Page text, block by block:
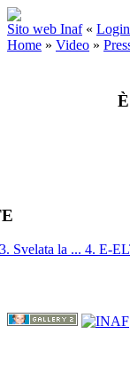
Sito web Inaf « Login
Home » Video »
3. Svelata la ... 4. E-